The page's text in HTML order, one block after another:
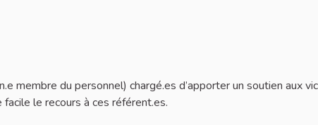
membre du personnel) chargé.es d’apporter un soutien aux
le recours à ces référent.es.